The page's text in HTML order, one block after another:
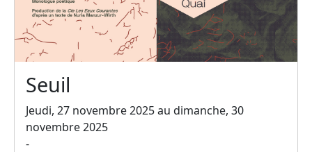
Seuil
Jeudi, 27 novembre 2025 au dimanche, 30
novembre 2025
-